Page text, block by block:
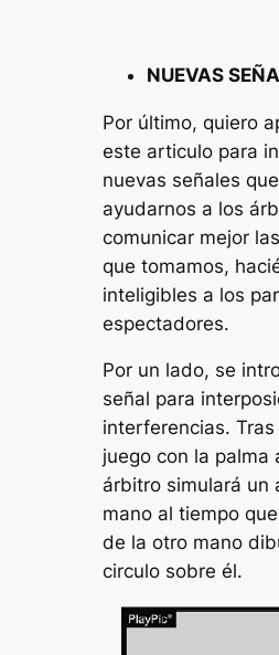
NUEVAS
Por último, quiero
este articulo para
nuevas señales
ayudarnos a los
comunicar mejor
que tomamos,
inteligibles a los
espectadores.
Por un lado, se
señal para
interferencias.
juego con la palma
árbitro simulará un
mano al tiempo
de la otro mano
circulo sobre él.